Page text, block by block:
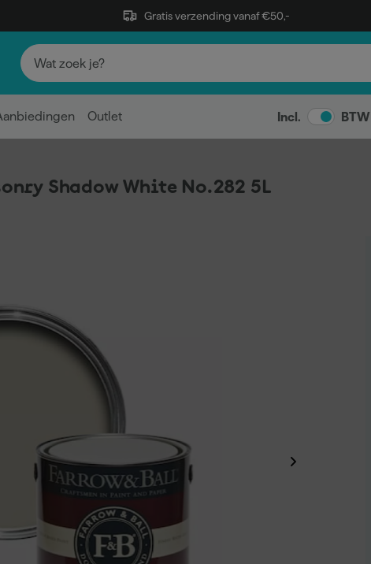
Gratis verzending vanaf €50,-
Outlet Incl. BTW
Shadow White No.282 5L